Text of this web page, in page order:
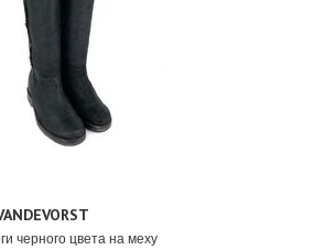
черного цвета на меху